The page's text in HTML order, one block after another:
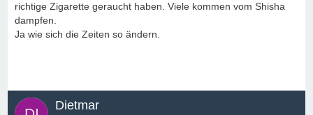
richtige Zigarette geraucht haben. Viele kommen vom Shisha
dampfen.
Ja wie sich die Zeiten so ändern.
Dietmar